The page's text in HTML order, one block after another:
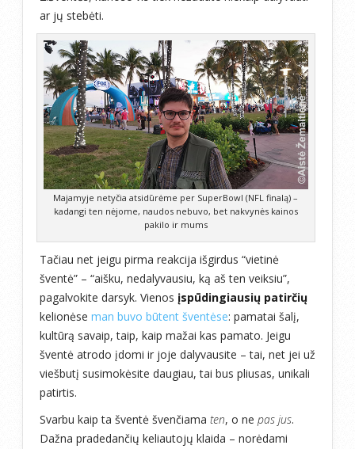
ar jų stebėti.
Majamyje netyčia atsidūrėme per SuperBowl (NFL finalą) –
kadangi ten nėjome, naudos nebuvo, bet nakvynės kainos
pakilo ir mums
Tačiau net jeigu pirma reakcija išgirdus “vietinė
šventė” – “aišku, nedalyvausiu, ką aš ten veiksiu”,
pagalvokite darsyk. Vienos įspūdingiausių patirčių
kelionėse man buvo būtent šventėse: pamatai šalį,
kultūrą savaip, taip, kaip mažai kas pamato. Jeigu
šventė atrodo įdomi ir joje dalyvausite – tai, net jei už
viešbutį susimokėsite daugiau, tai bus pliusas, unikali
patirtis.
Svarbu kaip ta šventė švenčiama ten, o ne pas jus.
Dažna pradedančių keliautojų klaida – norėdami